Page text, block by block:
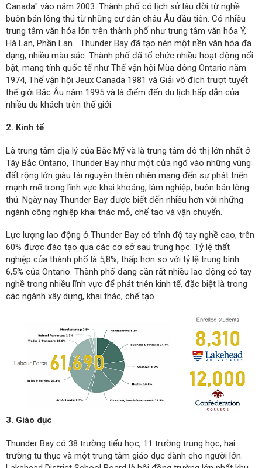
Canada" vào năm 2003. Thành phố có lịch sử lâu đời từ nghề
buôn bán lông thú từ những cư dân châu Âu đầu tiên. Có nhiều
trung tâm văn hóa lớn trên thành phố như trung tâm văn hóa Ý,
Hà Lan, Phần Lan... Thunder Bay đã tạo nên một nền văn hóa đa
dạng, nhiều màu sắc. Thành phố đã tổ chức nhiều hoạt động nổi
bật, mang tính quốc tế như Thế vận hội Mùa đông Ontario năm
1974, Thế vận hội Jeux Canada 1981 và Giải vô địch trượt tuyết
thế giới Bắc Âu năm 1995 và là điểm đến du lịch hấp dẫn của
nhiều du khách trên thế giới.
2. Kinh tế
Là trung tâm địa lý của Bắc Mỹ và là trung tâm đô thị lớn nhất ở
Tây Bắc Ontario, Thunder Bay như một cửa ngõ vào những vùng
đất rộng lớn giàu tài nguyên thiên nhiên mang đến sự phát triển
mạnh mẽ trong lĩnh vực khai khoáng, lâm nghiệp, buôn bán lông
thú. Ngày nay Thunder Bay được biết đến nhiều hơn với những
ngành công nghiệp khai thác mỏ, chế tạo và vận chuyển.
Lực lượng lao động ở Thunder Bay có trình độ tay nghề cao, trên
60% được đào tạo qua các cơ sở sau trung học. Tỷ lệ thất
nghiệp của thành phố là 5,8%, thấp hơn so với tỷ lệ trung bình
6,5% của Ontario. Thành phố đang cần rất nhiều lao động có tay
nghề trong nhiều lĩnh vực để phát triên kinh tế, đặc biệt là trong
các ngành xây dựng, khai thác, chế tạo.
3. Giáo dục
Thunder Bay có 38 trường tiểu học, 11 trường trung học, hai
trường tu thục và một trung tâm giáo dục dành cho người lớn.